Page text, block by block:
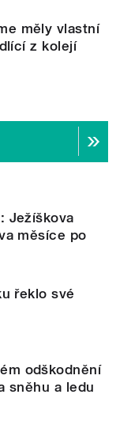
měly vlastní
z kolejí
Ježíškova
měsíce po
řeklo své
odškodnění
sněhu a ledu